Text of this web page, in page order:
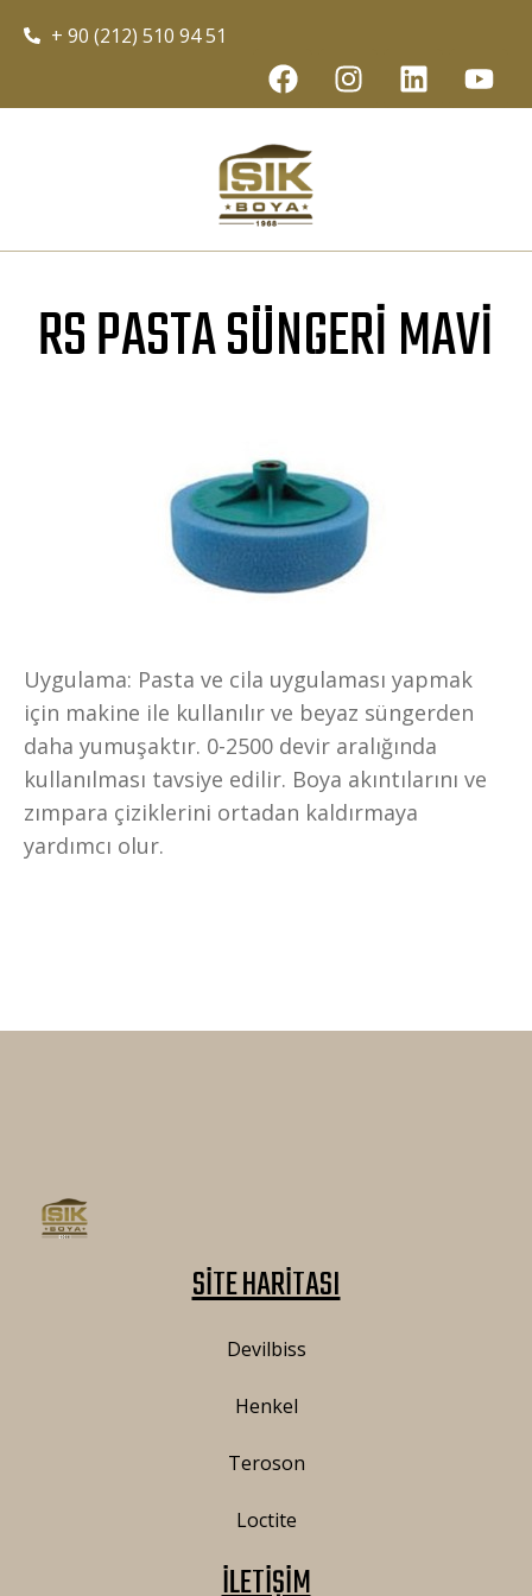
+ 90 (212) 510 94 51
RS PASTA SÜNGERI MAVI
Uygulama: Pasta ve cila uygulaması yapmak
için makine ile kullanılır ve beyaz süngerden
daha yumuşaktır. 0-2500 devir aralığında
kullanılması tavsiye edilir. Boya akıntılarını ve
zımpara çiziklerini ortadan kaldırmaya
yardımcı olur.
SİTE HARİTASI
Devilbiss
Henkel
Teroson
Loctite
İLETİŞİM